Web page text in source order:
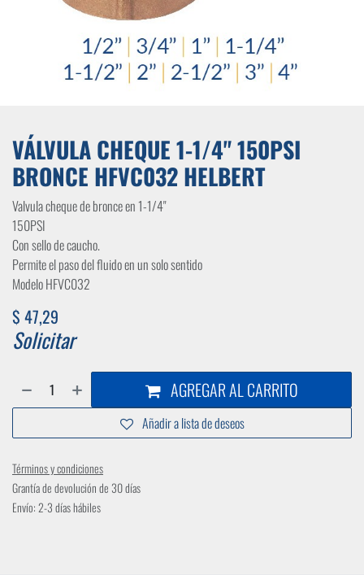
VÁLVULA CHEQUE 1-1/4" 150PSI
BRONCE HFVC032 HELBERT
Valvula cheque de bronce en 1-1/4"
150PSI
Con sello de caucho.
Permite el paso del fluido en un solo sentido
Modelo HFVC032
$ 47,29
Solicitar
AGREGAR AL CARRITO
Añadir a lista de deseos
Términos y condiciones
Grantía de devolución de 30 días
Envío: 2-3 días hábiles